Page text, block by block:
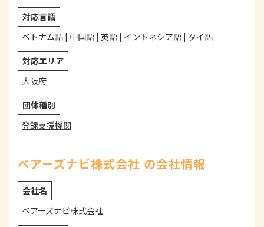
対応言語
ベトナム語| 中国語| 英語| インドネシア語| タイ語
対応エリア
大阪府
団体種別
登録支援機関
ベアーズナビ株式会社 の会社情報
会社名
ベアーズナビ株式会社